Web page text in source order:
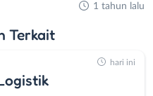
1 tahun lalu
Terkait
hari ini